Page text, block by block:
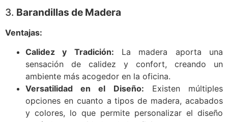
3. Barandillas de Madera
Ventajas:
Calidez y Tradición: La madera aporta una
sensación de calidez y confort, creando un
ambiente más acogedor en la oficina.
Versatilidad en el Diseño: Existen múltiples
opciones en cuanto a tipos de madera, acabados
y colores, lo que permite personalizar el diseño